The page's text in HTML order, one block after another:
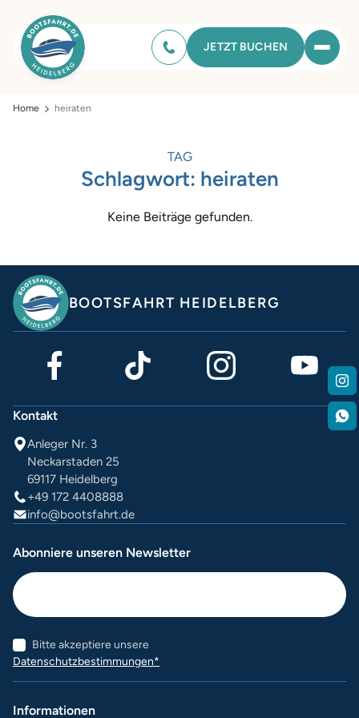
JETZT BUCHEN
Home heiraten
TAG
Schlagwort: heiraten
Keine Beiträge gefunden.
BOOTSFAHRT HEIDELBERG
Kontakt
Anleger Nr. 3
Neckarstaden 25
69117 Heidelberg
+49 172 4408888
info@bootsfahrt.de
Abonniere unseren Newsletter
Bitte akzeptiere unsere
Datenschutzbestimmungen*
Informationen